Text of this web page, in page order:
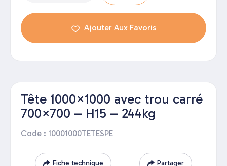
Ajouter Aux Favoris
Tête 1000×1000 avec trou carré
700×700 – H15 – 244kg
Code : 10001000TETESPE
Fiche technique Partager